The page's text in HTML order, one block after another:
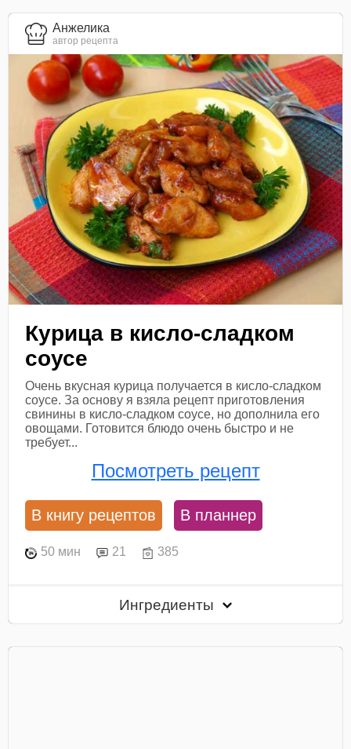
Анжелика
автор рецепта
Курица в кисло-сладком
соусе
Очень вкусная курица получается в кисло-сладком
соусе. За основу я взяла рецепт приготовления
свинины в кисло-сладком соусе, но дополнила его
овощами. Готовится блюдо очень быстро и не
требует...
Посмотреть рецепт
В книгу рецептов В планнер
50 мин 21 385
Ингредиенты